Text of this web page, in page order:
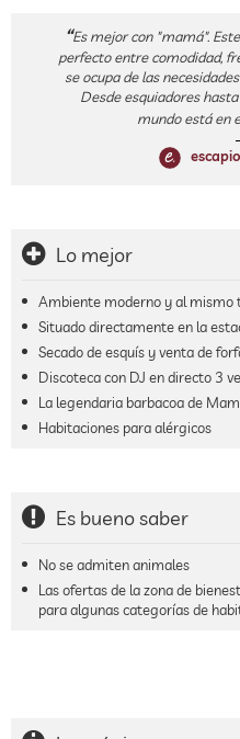
Es mejor con "mamá".
perfecto entre comodidad,
se ocupa de las
Desde esquiadores
mundo está en
Lo mejor
Ambiente moderno y al mismo
Situado directamente en la
Secado de esquís y venta de
Discoteca con DJ en directo 3
La legendaria barbacoa de
Habitaciones para alérgicos
Es bueno saber
No se admiten animales
Las ofertas de la zona de
para algunas categorías de